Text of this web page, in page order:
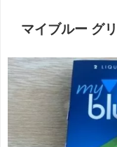
マイブルー グ